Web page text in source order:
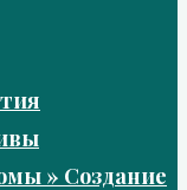
» Создание